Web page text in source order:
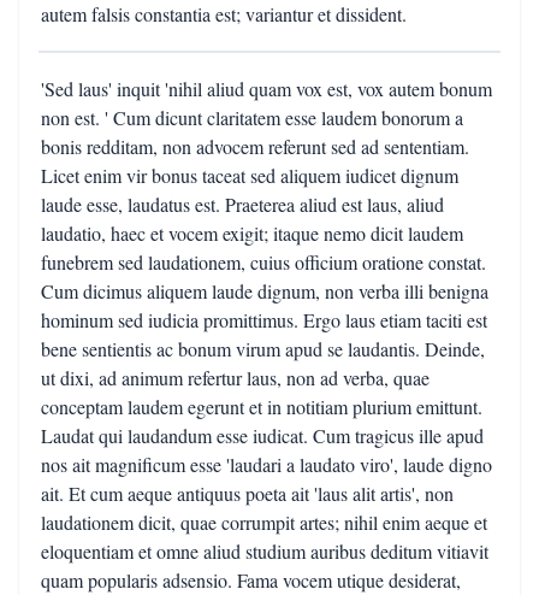
autem falsis constantia est; variantur et dissident.
'Sed laus' inquit 'nihil aliud quam vox est, vox autem bonum
non est. ' Cum dicunt claritatem esse laudem bonorum a
bonis redditam, non advocem referunt sed ad sententiam.
Licet enim vir bonus taceat sed aliquem iudicet dignum
laude esse, laudatus est. Praeterea aliud est laus, aliud
laudatio, haec et vocem exigit; itaque nemo dicit laudem
funebrem sed laudationem, cuius officium oratione constat.
Cum dicimus aliquem laude dignum, non verba illi benigna
hominum sed iudicia promittimus. Ergo laus etiam taciti est
bene sentientis ac bonum virum apud se laudantis. Deinde,
ut dixi, ad animum refertur laus, non ad verba, quae
conceptam laudem egerunt et in notitiam plurium emittunt.
Laudat qui laudandum esse iudicat. Cum tragicus ille apud
nos ait magnificum esse 'laudari a laudato viro', laude digno
ait. Et cum aeque antiquus poeta ait 'laus alit artis', non
laudationem dicit, quae corrumpit artes; nihil enim aeque et
eloquentiam et omne aliud studium auribus deditum vitiavit
quam popularis adsensio. Fama vocem utique desiderat,